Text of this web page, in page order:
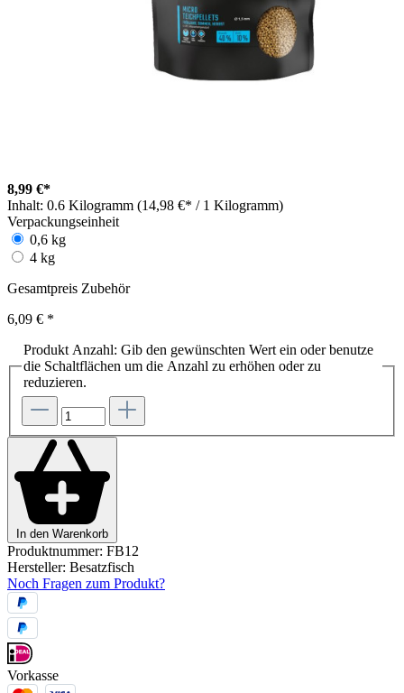
8,99 €*
Inhalt: 0.6 Kilogramm (14,98 €* / 1 Kilogramm)
Verpackungseinheit
0,6 kg
4 kg
Gesamtpreis Zubehör
6,09 € *
Produkt Anzahl: Gib den gewünschten Wert ein oder benutze
die Schaltflächen um die Anzahl zu erhöhen oder zu
reduzieren.
In den Warenkorb
Produktnummer: FB12
Hersteller: Besatzfisch
Noch Fragen zum Produkt?
Vorkasse